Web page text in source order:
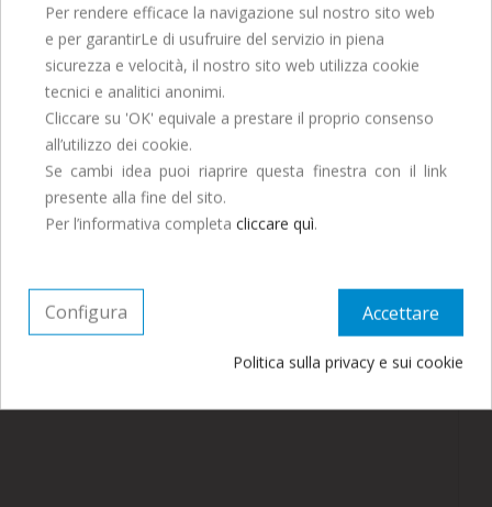
Per rendere efficace la navigazione sul nostro sito web
e per garantirLe di usufruire del servizio in piena
sicurezza e velocità, il nostro sito web utilizza cookie
tecnici e analitici anonimi.
Cliccare su 'OK' equivale a prestare il proprio consenso
all’utilizzo dei cookie.
Se cambi idea puoi riaprire questa finestra con il link
presente alla fine del sito.
Per l’informativa completa cliccare quì.
Accettare
Configura
Politica sulla privacy e sui cookie
La Società Editrice Dante Alighieri vi augura una
Buona Estate!
Saremo chiusi per tutto il mese di Agosto, ordina
entro il 29 Luglio per ricevere entro fine mese.
Continua ad ordinare, le spedizioni
riprenderanno a Settembre.